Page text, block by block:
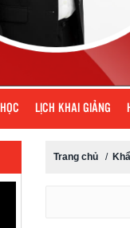
LỊCH KHAI GIẢNG
Trang chủ/